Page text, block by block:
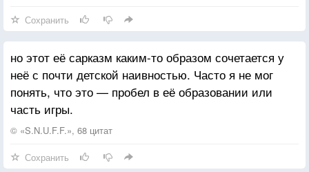
Сохранить
но этот её сарказм каким-то образом сочетается у
неё с почти детской наивностью. Часто я не мог
понять, что это — пробел в её образовании или
часть игры.
© «S.N.U.F.F.», 68 цитат
Сохранить